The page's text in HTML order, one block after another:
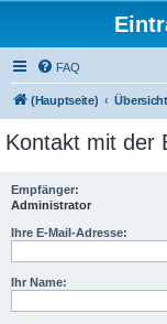
FAQ
(Hauptseite) Übersicht
Kontakt mit der
Empfänger:
Administrator
Ihre E-Mail-Adresse:
Ihr Name: